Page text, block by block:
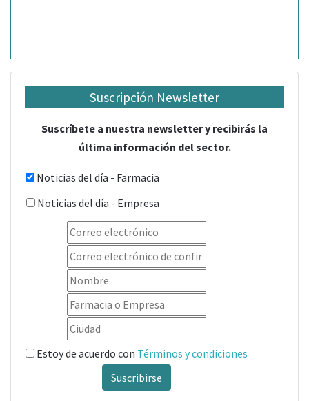
Suscripción Newsletter
Suscríbete a nuestra newsletter y recibirás la
última información del sector.
Noticias del día - Farmacia
Noticias del día - Empresa
Estoy de acuerdo con Términos y condiciones
Suscribirse